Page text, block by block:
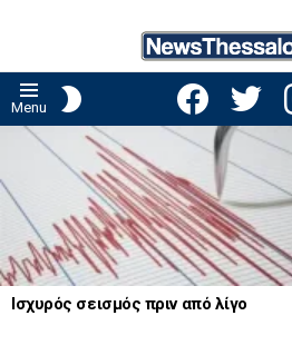
Menu
facebooktwitter
LATEST
STORIES
Ισχυρός σεισμός πριν από λίγο